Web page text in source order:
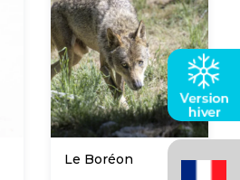
Le Boréon